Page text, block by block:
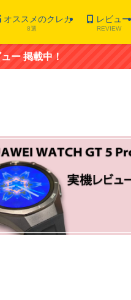
オススメのクレカ
8選
レビュー
REVIEW
載中！